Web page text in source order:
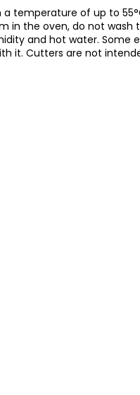
temperature of up to
in the oven, do not wash
and hot water. Some
it. Cutters are not